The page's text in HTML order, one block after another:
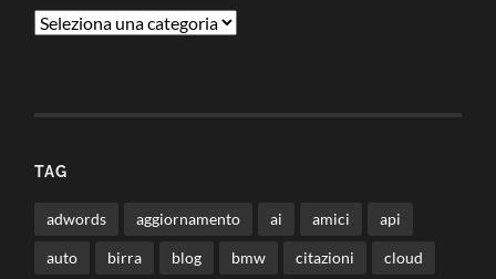
Categorie
TAG
adwords aggiornamento ai amici api
auto birra blog bmw citazioni cloud